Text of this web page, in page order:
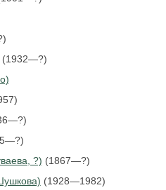
(1932—?)
?) (1867—?)
(1928—1982)